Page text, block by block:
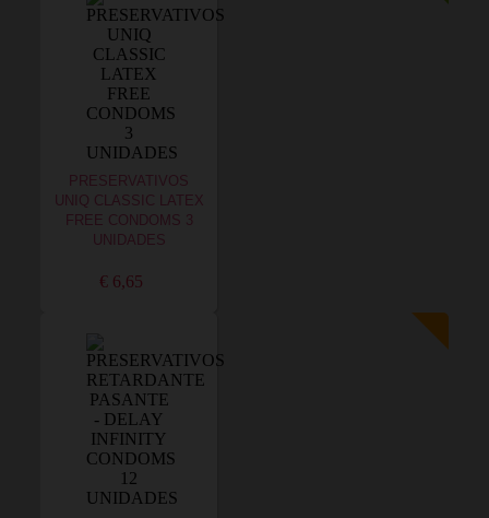
PRESERVATIVOS
UNIQ CLASSIC LATEX
FREE CONDOMS 3
UNIDADES
€ 6,65